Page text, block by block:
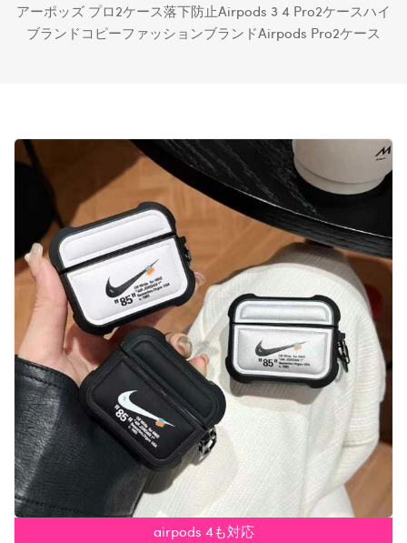
アーポッズ プロ2ケース落下防止airpods 3 4 Pro2ケースハイ
ブランドコピーファッションブランドAirpods Pro2ケース
airpods 4も対応